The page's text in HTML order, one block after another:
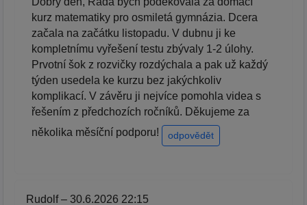
kurz matematiky pro osmiletá gymnázia. Dcera
začala na začátku listopadu. V dubnu ji ke
kompletnímu vyřešení testu zbývaly 1-2 úlohy.
Prvotní šok z rozvičky rozdýchala a pak už každý
týden usedela ke kurzu bez jakýchkoliv
komplikací. V závěru ji nejvíce pomohla videa s
řešením z předchozích ročníků. Děkujeme za
několika měsíční podporu!
odpovědět
Rudolf – 30.6.2026 22:15